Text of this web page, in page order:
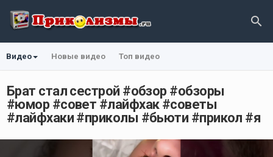
Видео Новые видео Топ видео
Брат стал сестрой #обзор #обзоры
#юмор #совет #лайфхак #советы
#лайфхаки #приколы #бьюти #прикол #я